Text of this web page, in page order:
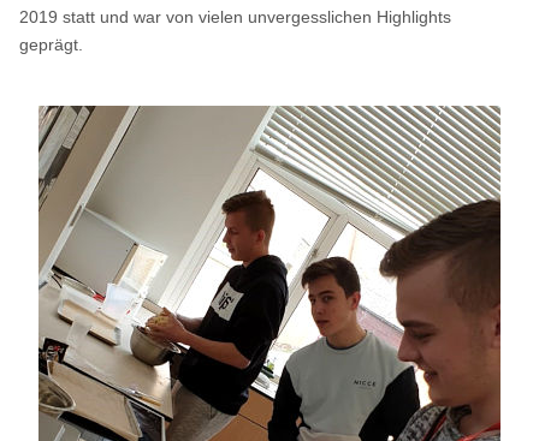
2019 statt und war von vielen unvergesslichen Highlights
geprägt.